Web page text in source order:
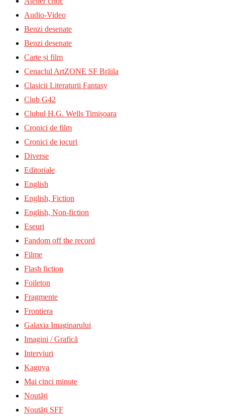
Audio-Video
Benzi desenate
Benzi desenate
Carte și film
Cenaclul ArtZONE SF Brăila
Clasicii Literaturii Fantasy
Club G42
Clubul H.G. Wells Timișoara
Cronici de film
Cronici de jocuri
Diverse
Editoriale
English
English, Fiction
English, Non-fiction
Eseuri
Fandom off the record
Filme
Flash fiction
Foileton
Fragmente
Frontiera
Galaxia Imaginarului
Imagini / Grafică
Interviuri
Kaguya
Mai cinci minute
Noutăți
Noutăți SFF